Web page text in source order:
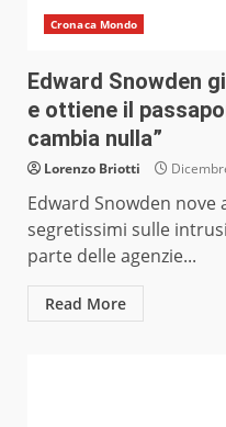
Cronaca Mondo
Edward Snowden
e ottiene il
cambia nulla”
Lorenzo Briotti
Edward Snowden
segretissimi sulle
parte delle agenzie...
Read More